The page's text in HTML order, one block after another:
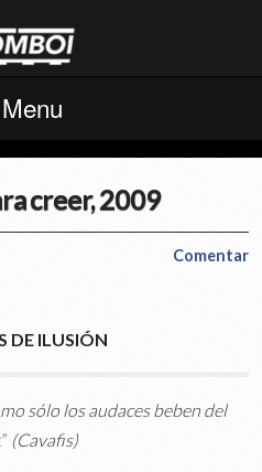
Menu
creer, 2009
Comentar
DE ILUSIÓN
sólo los audaces beben del
(Cavafis)